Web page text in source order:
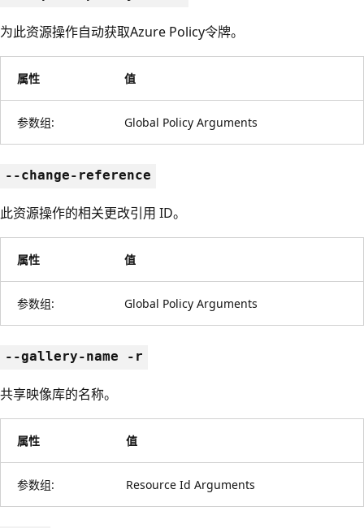
为此资源操作自动获取Azure Policy令牌。
属性 值
参数组: Global Policy Arguments
--change-reference
此资源操作的相关更改引用 ID。
属性 值
参数组: Global Policy Arguments
--gallery-name -r
共享映像库的名称。
属性 值
参数组: Resource Id Arguments